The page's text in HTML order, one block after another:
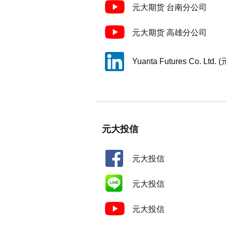
元大期货 台南分公司
元大期货 高雄分公司
Yuanta Futures Co. Ltd. (
元大投信
元大投信
元大投信
元大投信